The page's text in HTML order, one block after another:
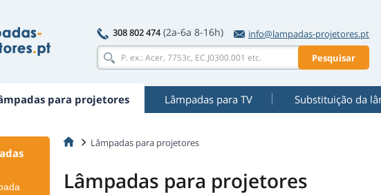
308 802 474 (2a-6a 8-16h)
info@lampadas-projetores.pt
Pesquisar
para projetores Lâmpadas para TV Substituição da
Lâmpadas para projetores
Lâmpadas para projetores